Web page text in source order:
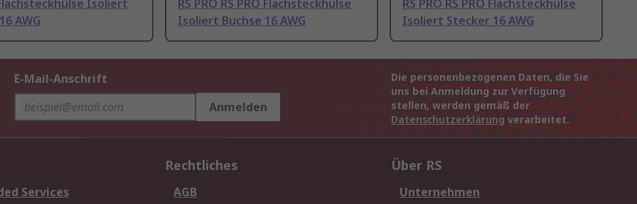
Isoliert
AWG
RS PRO RS PRO Flachsteckhülse
Isoliert Buchse 16 AWG
RS PRO RS PRO Flachsteckhülse
Isoliert Stecker 16 AWG
E-Mail-Anschrift
Anmelden
Die personenbezogenen Daten, die Sie
uns bei Anmeldung zur Verfügung
stellen, werden gemäß der
Datenschutzerklärung verarbeitet.
Services
Rechtliches
AGB
Über RS
Unternehmen